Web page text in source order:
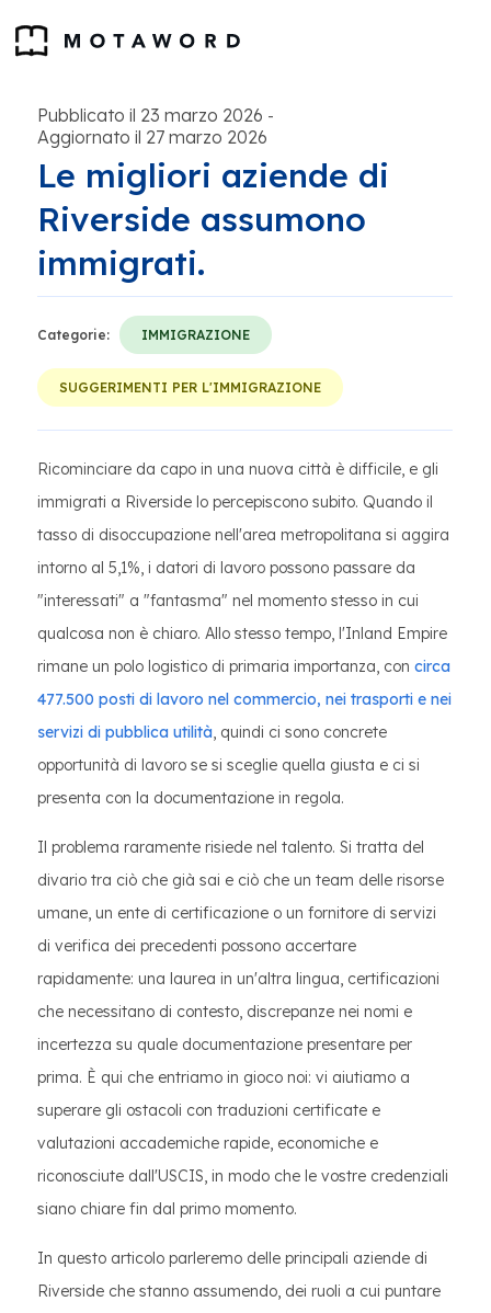
Pubblicato il 23 marzo 2026 -
Aggiornato il 27 marzo 2026
Le migliori aziende di
Riverside assumono
immigrati.
Categorie: IMMIGRAZIONE
SUGGERIMENTI PER L'IMMIGRAZIONE
Ricominciare da capo in una nuova città è difficile, e gli
immigrati a Riverside lo percepiscono subito. Quando il
tasso di disoccupazione nell'area metropolitana si aggira
intorno al 5,1%, i datori di lavoro possono passare da
"interessati" a "fantasma" nel momento stesso in cui
qualcosa non è chiaro. Allo stesso tempo, l'Inland Empire
rimane un polo logistico di primaria importanza, con circa
477.500 posti di lavoro nel commercio, nei trasporti e nei
servizi di pubblica utilità, quindi ci sono concrete
opportunità di lavoro se si sceglie quella giusta e ci si
presenta con la documentazione in regola.
Il problema raramente risiede nel talento. Si tratta del
divario tra ciò che già sai e ciò che un team delle risorse
umane, un ente di certificazione o un fornitore di servizi
di verifica dei precedenti possono accertare
rapidamente: una laurea in un'altra lingua, certificazioni
che necessitano di contesto, discrepanze nei nomi e
incertezza su quale documentazione presentare per
prima. È qui che entriamo in gioco noi: vi aiutiamo a
superare gli ostacoli con traduzioni certificate e
valutazioni accademiche rapide, economiche e
riconosciute dall'USCIS, in modo che le vostre credenziali
siano chiare fin dal primo momento.
In questo articolo parleremo delle principali aziende di
Riverside che stanno assumendo, dei ruoli a cui puntare